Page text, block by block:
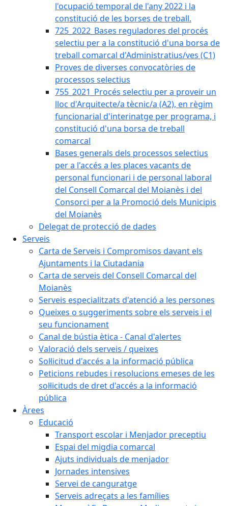
l'ocupació temporal de l'any 2022 i la
constitució de les borses de treball.
725_2022_Bases reguladores del procés
selectiu per a la constitució d'una borsa de
treball comarcal d'Administratius/ves (C1)
Proves de diverses convocatòries de
processos selectius
755_2021_Procés selectiu per a proveir un
lloc d'Arquitecte/a tècnic/a (A2), en règim
funcionarial d'interinatge per programa, i
constitució d'una borsa de treball
comarcal
Bases generals dels processos selectius
per a l'accés a les places vacants de
personal funcionari i de personal laboral
del Consell Comarcal del Moianès i del
Consorci per a la Promoció dels Municipis
del Moianès
Delegat de protecció de dades
Serveis
Carta de Serveis i Compromisos davant els
Ajuntaments i la Ciutadania
Carta de serveis del Consell Comarcal del
Moianès
Serveis especialitzats d'atenció a les persones
Queixes o suggeriments sobre els serveis i el
seu funcionament
Canal de bústia ètica - Canal d'alertes
Valoració dels serveis / queixes
Sol·licitud d'accés a la informació pública
Peticions rebudes i resolucions emeses de les
sol·licituds de dret d'accés a la informació
pública
Àrees
Educació
Transport escolar i Menjador preceptiu
Espai del migdia comarcal
Ajuts individuals de menjador
Jornades intensives
Servei de canguratge
Serveis adreçats a les famílies